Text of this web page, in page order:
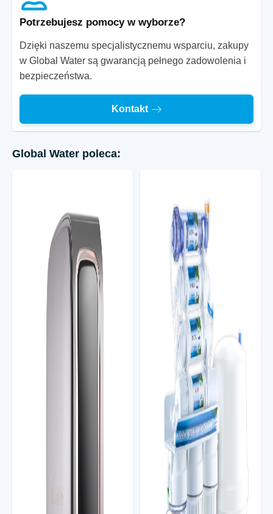
Potrzebujesz pomocy w wyborze?
Dzięki naszemu specjalistycznemu wsparciu, zakupy
w Global Water są gwarancją pełnego zadowolenia i
bezpieczeństwa.
Kontakt
Global Water poleca: